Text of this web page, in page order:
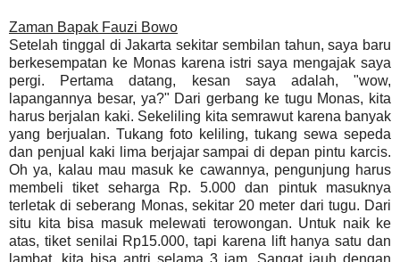
Zaman Bapak Fauzi Bowo
Setelah tinggal di Jakarta sekitar sembilan tahun, saya baru
berkesempatan ke Monas karena istri saya mengajak saya
pergi. Pertama datang, kesan saya adalah, "wow,
lapangannya besar, ya?" Dari gerbang ke tugu Monas, kita
harus berjalan kaki. Sekeliling kita semrawut karena banyak
yang berjualan. Tukang foto keliling, tukang sewa sepeda
dan penjual kaki lima berjajar sampai di depan pintu karcis.
Oh ya, kalau mau masuk ke cawannya, pengunjung harus
membeli tiket seharga Rp. 5.000 dan pintuk masuknya
terletak di seberang Monas, sekitar 20 meter dari tugu. Dari
situ kita bisa masuk melewati terowongan. Untuk naik ke
atas, tiket senilai Rp15.000, tapi karena lift hanya satu dan
lambat, kita bisa antri selama 3 jam. Sangat jauh dengan